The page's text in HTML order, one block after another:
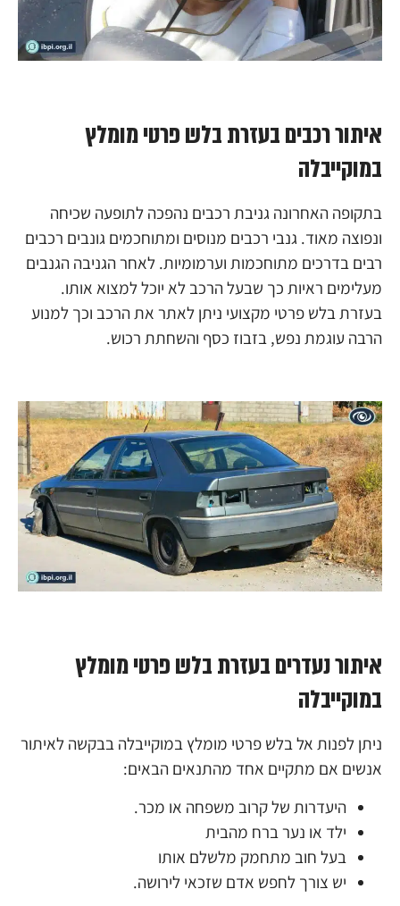
איתור רכבים בעזרת בלש פרטי מומלץ
במוקייבלה
בתקופה האחרונה גניבת רכבים נהפכה לתופעה שכיחה
ונפוצה מאוד. גנבי רכבים מנוסים ומתוחכמים גונבים רכבים
רבים בדרכים מתוחכמות וערמומיות. לאחר הגניבה הגנבים
מעלימים ראיות כך שבעל הרכב לא יוכל למצוא אותו.
בעזרת בלש פרטי מקצועי ניתן לאתר את הרכב וכך למנוע
הרבה עוגמת נפש, בזבוז כסף והשחתת רכוש.
איתור נעדרים בעזרת בלש פרטי מומלץ
במוקייבלה
ניתן לפנות אל בלש פרטי מומלץ במוקייבלה בבקשה לאיתור
אנשים אם מתקיים אחד מהתנאים הבאים:
היעדרות של קרוב משפחה או מכר.
ילד או נער ברח מהבית
בעל חוב מתחמק מלשלם אותו
יש צורך לחפש אדם שזכאי לירושה.